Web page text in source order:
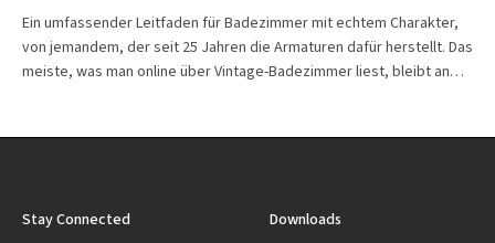
Ein umfassender Leitfaden für Badezimmer mit echtem Charakter,
von jemandem, der seit 25 Jahren die Armaturen dafür herstellt. Das
meiste, was man online über Vintage-Badezimmer liest, bleibt an…
Stay Connected Downloads